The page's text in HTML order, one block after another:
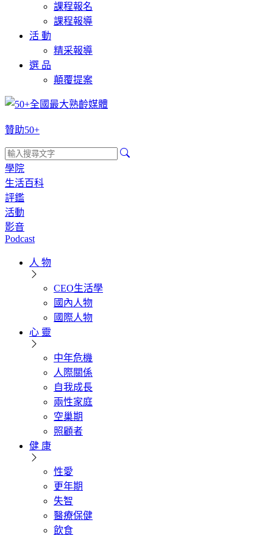
課程報名
課程報導
活 動
精采報導
選 品
顛覆提案
贊助50+
學院
生活百科
評鑑
活動
影音
Podcast
人 物
CEO生活學
國內人物
國際人物
心 靈
中年危機
人際關係
自我成長
兩性家庭
空巢期
照顧者
健 康
性愛
更年期
失智
醫療保健
飲食